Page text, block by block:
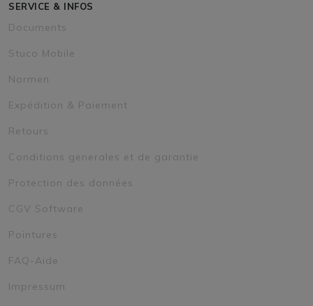
SERVICE & INFOS
Documents
Stuco Mobile
Normen
Expédition & Paiement
Retours
Conditions generales et de garantie
Protection des données
CGV Software
Pointures
FAQ-Aide
Impressum